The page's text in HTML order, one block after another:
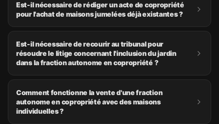
Est-il nécessaire de rédiger un acte de copropriété
pour l'achat de maisons jumelées déjà existantes ?
Est-il nécessaire de recourir au tribunal pour
résoudre le litige concernant l'inclusion du jardin
dans la fraction autonome en copropriété ?
Comment fonctionne la vente d'une fraction
autonome en copropriété avec des maisons
individuelles ?